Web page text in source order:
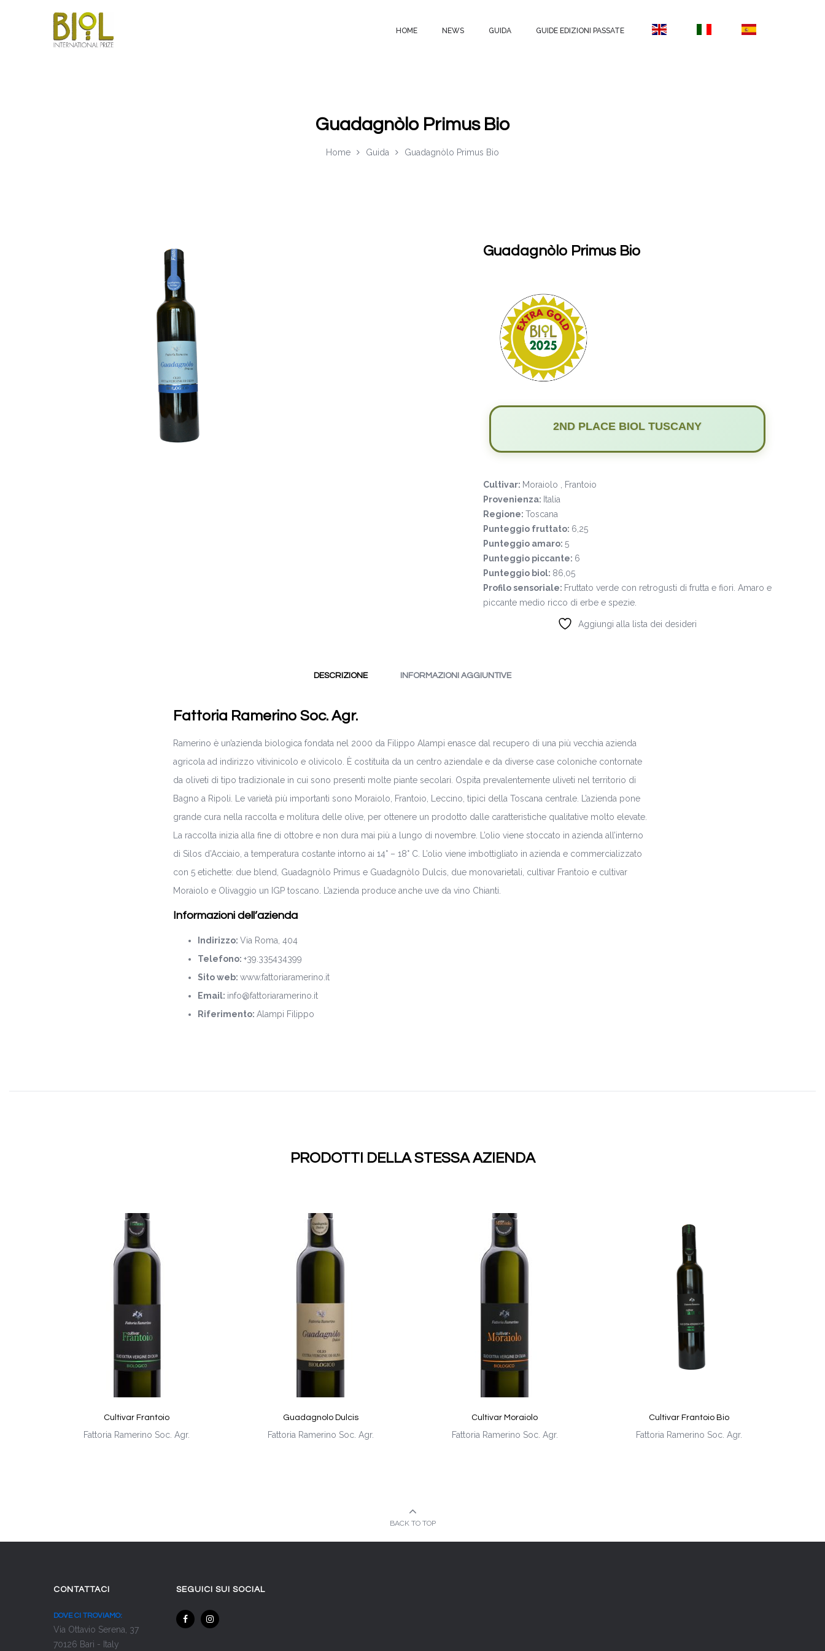
HOME NEWS GUIDA GUIDE EDIZIONI PASSATE
Guadagnòlo Primus Bio
Home Guida Guadagnòlo Primus Bio
Guadagnòlo Primus Bio
2ND PLACE BIOL TUSCANY
Cultivar: Moraiolo , Frantoio
Provenienza: Italia
Regione: Toscana
Punteggio fruttato: 6,25
Punteggio amaro: 5
Punteggio piccante: 6
Punteggio biol: 86,05
Profilo sensoriale: Fruttato verde con retrogusti di frutta e fiori. Amaro e
piccante medio ricco di erbe e spezie.
Aggiungi alla lista dei desideri
DESCRIZIONE INFORMAZIONI AGGIUNTIVE
Fattoria Ramerino Soc. Agr.
Ramerino è un’azienda biologica fondata nel 2000 da Filippo Alampi enasce dal recupero di una più vecchia azienda
agricola ad indirizzo vitivinicolo e olivicolo. È costituita da un centro aziendale e da diverse case coloniche contornate
da oliveti di tipo tradizionale in cui sono presenti molte piante secolari. Ospita prevalentemente uliveti nel territorio di
Bagno a Ripoli. Le varietà più importanti sono Moraiolo, Frantoio, Leccino, tipici della Toscana centrale. L’azienda pone
grande cura nella raccolta e molitura delle olive, per ottenere un prodotto dalle caratteristiche qualitative molto elevate.
La raccolta inizia alla fine di ottobre e non dura mai più a lungo di novembre. L’olio viene stoccato in azienda all’interno
di Silos d’Acciaio, a temperatura costante intorno ai 14° – 18° C. L’olio viene imbottigliato in azienda e commercializzato
con 5 etichette: due blend, Guadagnòlo Primus e Guadagnòlo Dulcis, due monovarietali, cultivar Frantoio e cultivar
Moraiolo e Olivaggio un IGP toscano. L’azienda produce anche uve da vino Chianti.
Informazioni dell’azienda
Indirizzo: Via Roma, 404
Telefono: +39.335434399
Sito web: www.fattoriaramerino.it
Email: info@fattoriaramerino.it
Riferimento: Alampi Filippo
PRODOTTI DELLA STESSA AZIENDA
Cultivar Frantoio
Fattoria Ramerino Soc. Agr.
Guadagnolo Dulcis
Fattoria Ramerino Soc. Agr.
Cultivar Moraiolo
Fattoria Ramerino Soc. Agr.
Cultivar Frantoio Bio
Fattoria Ramerino Soc. Agr.
BACK TO TOP
CONTATTACI
DOVE CI TROVIAMO:
Via Ottavio Serena, 37
70126 Bari - Italy
SEGUICI SUI SOCIAL